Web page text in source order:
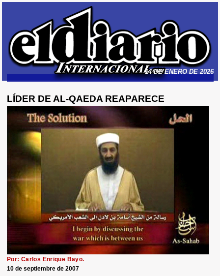
14 DE ENERO DE 2026
LÍDER DE AL-QAEDA REAPARECE
Por: Carlos Enrique Bayo.
10 de septiembre de 2007